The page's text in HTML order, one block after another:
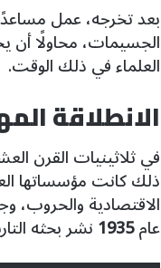
بعد تخرجه، عمل
الجسيمات، محاولًا أن
العلماء في ذلك الوقت.
الانطلاقة
في ثلاثينيات القرن
ذلك كانت مؤسساتها
الاقتصادية والحروب،
عام1935نشر بحثه